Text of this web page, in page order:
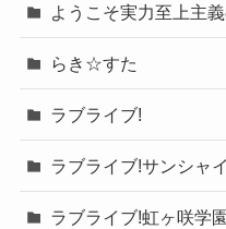
ようこそ実力至上主
らき☆すた
ラブライブ!
ラブライブ!サンシャ
ラブライブ!虹ヶ咲学